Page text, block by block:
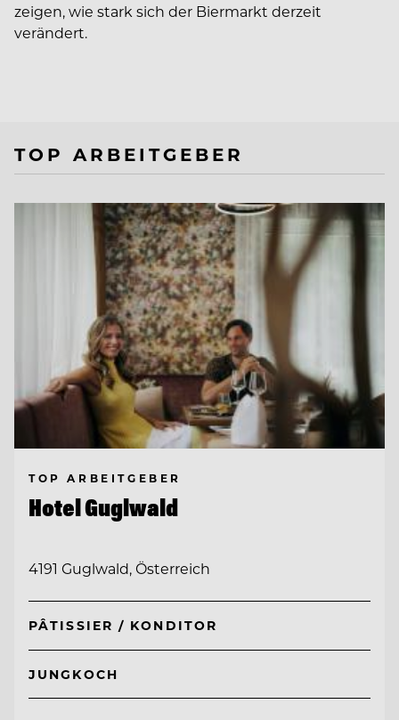
zeigen, wie stark sich der Biermarkt derzeit
verändert.
TOP ARBEITGEBER
TOP ARBEITGEBER
Hotel Guglwald
4191 Guglwald, Österreich
PÂTISSIER / KONDITOR
JUNGKOCH